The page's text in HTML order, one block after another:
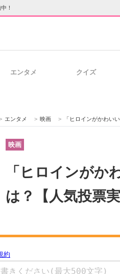
！
のヒント
門サイト 企業向けIT製品の総
専門サイト エレクトロニクス専
エンタメ クイズ
エンタメ > 映画 > 「ヒロインがかわい
映画
「ヒロインがか
は？【人気投票実